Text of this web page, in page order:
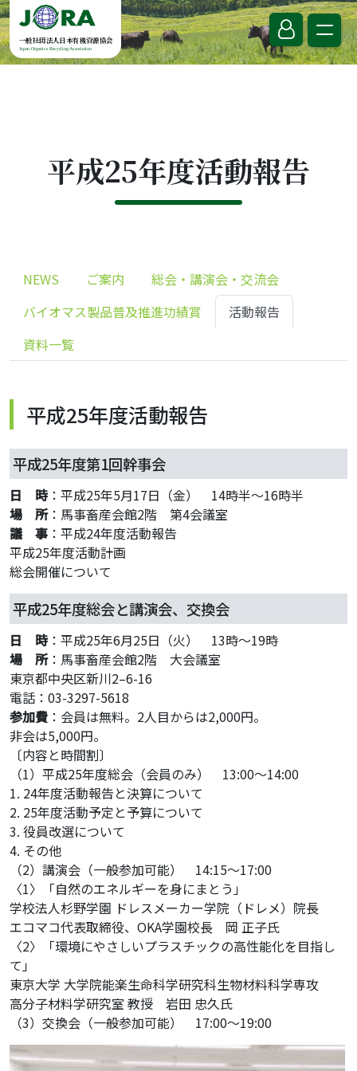
Skip to content
一般社団法人日本有機資源協会
Japan Organics Recycling Association
平成25年度活動報告
NEWS ご案内
総会・講演会・交流会
バイオマス製品普及推進功績賞
活動報告
資料一覧
平成25年度活動報告
平成25年度第1回幹事会
日 時：平成25年5月17日（金） 14時半～16時半
場 所：馬事畜産会館2階 第4会議室
議 事 ：平成24年度活動報告
平成25年度活動計画
総会開催について
平成25年度総会と講演会、交換会
日 時：平成25年6月25日（火） 13時～19時
場 所：馬事畜産会館2階 大会議室
東京都中央区新川2–6-16
電話：03-3297-5618
参加費 ：会員は無料。2人目からは2,000円。
非会は5,000円。
〔内容と時間割〕
（1）平成25年度総会（会員のみ） 13:00～14:00
1. 24年度活動報告と決算について
2. 25年度活動予定と予算について
3. 役員改選について
4. その他
（2）講演会（一般参加可能） 14:15～17:00
〈1〉「自然のエネルギーを身にまとう」
学校法人杉野学園 ドレスメーカー学院（ドレメ）院長
エコマコ代表取締役、OKA学園校長 岡 正子氏
〈2〉「環境にやさしいプラスチックの高性能化を目指し
て」
東京大学 大学院能楽生命科学研究科生物材料科学専攻
高分子材料学研究室 教授 岩田 忠久氏
（3）交換会（一般参加可能） 17:00～19:00